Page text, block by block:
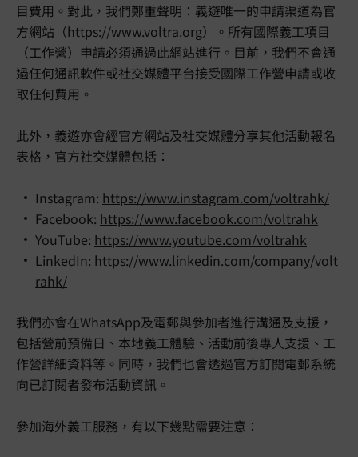
目費用。對此，我們鄭重聲明：義遊唯一的申請渠道為官
方網站（https://www.voltra.org）。所有國際義工項目
（工作營）申請必須通過此網站進行。目前，我們不會通
過任何通訊軟件或社交媒體平台接受國際工作營申請或收
取任何費用。
此外，義遊亦會經官方網站及社交媒體分享其他活動報名
表格，官方社交媒體包括：
Instagram: https://www.instagram.com/voltrahk/
Facebook: https://www.facebook.com/voltrahk
YouTube: https://www.youtube.com/voltrahk
LinkedIn: https://www.linkedin.com/company/volt
rahk/
我們亦會在WhatsApp及電郵與參加者進行溝通及支援，
包括營前預備日、本地義工體驗、活動前後專人支援、工
作營詳細資料等。同時，我們也會透過官方訂閱電郵系統
向已訂閱者發布活動資訊。
參加海外義工服務，有以下幾點需要注意：